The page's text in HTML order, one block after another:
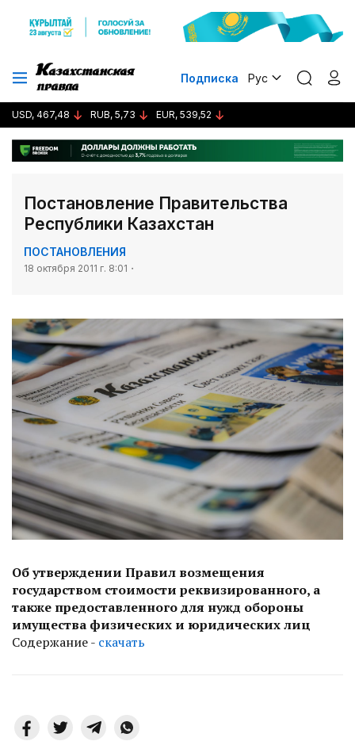
Подписка Рус
USD, 467,48 RUB, 5,73 EUR, 539,52
Постановление Правительства
Республики Казахстан
ПОСТАНОВЛЕНИЯ
18 октября 2011 г. 8:01
Об утверждении Правил возмещения
государством стоимости реквизированного, а
также предоставленного для нужд обороны
имущества физических и юридических лиц
Содержание - скачать